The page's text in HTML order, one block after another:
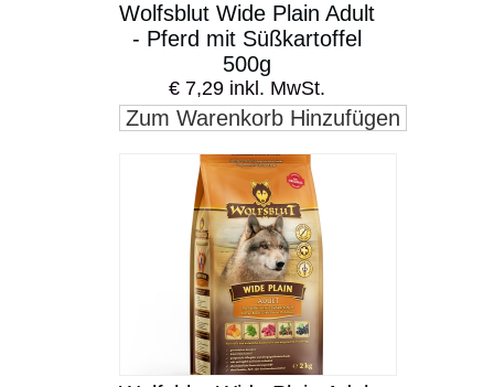
Wolfsblut Wide Plain Adult
- Pferd mit Süßkartoffel
500g
€ 7,29 inkl. MwSt.
Zum Warenkorb Hinzufügen